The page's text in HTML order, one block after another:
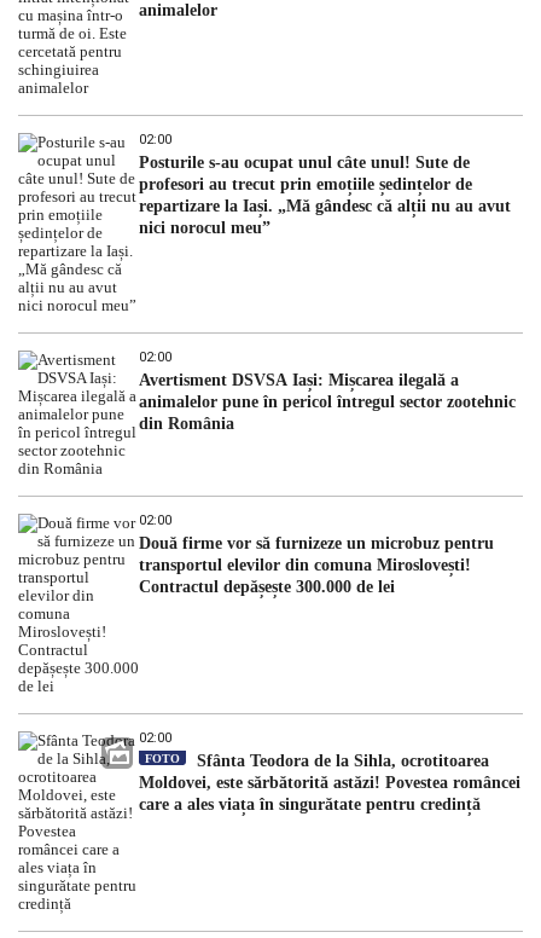
animalelor
02:00
Posturile s-au ocupat unul câte unul! Sute de
profesori au trecut prin emoțiile ședințelor de
repartizare la Iași. „Mă gândesc că alții nu au avut
nici norocul meu”
02:00
Avertisment DSVSA Iași: Mișcarea ilegală a
animalelor pune în pericol întregul sector zootehnic
din România
02:00
Două firme vor să furnizeze un microbuz pentru
transportul elevilor din comuna Miroslovești!
Contractul depășește 300.000 de lei
02:00
FOTO
Sfânta Teodora de la Sihla, ocrotitoarea
Moldovei, este sărbătorită astăzi! Povestea româncei
care a ales viața în singurătate pentru credință